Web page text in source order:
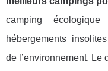
camping
hébergements
de l’environnement. Le